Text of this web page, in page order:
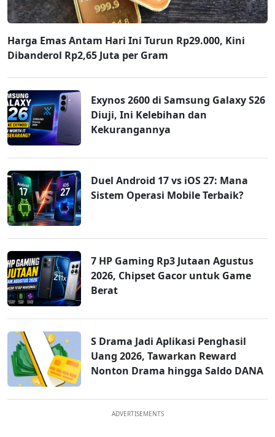
Harga Emas Antam Hari Ini Turun Rp29.000, Kini
Dibanderol Rp2,65 Juta per Gram
Exynos 2600 di Samsung Galaxy S26
Diuji, Ini Kelebihan dan
Kekurangannya
Duel Android 17 vs iOS 27: Mana
Sistem Operasi Mobile Terbaik?
7 HP Gaming Rp3 Jutaan Agustus
2026, Chipset Gacor untuk Game
Berat
S Drama Jadi Aplikasi Penghasil
Uang 2026, Tawarkan Reward
Nonton Drama hingga Saldo DANA
ADVERTISEMENTS